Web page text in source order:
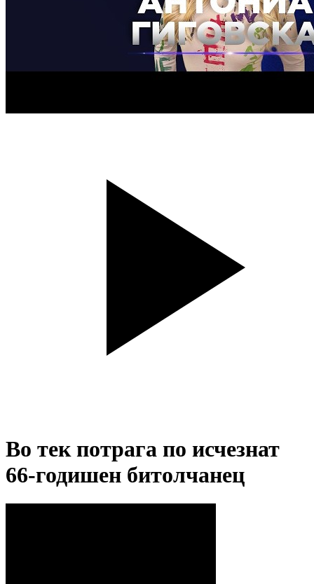
Во тек потрага по исчезнат
66-годишен битолчанец